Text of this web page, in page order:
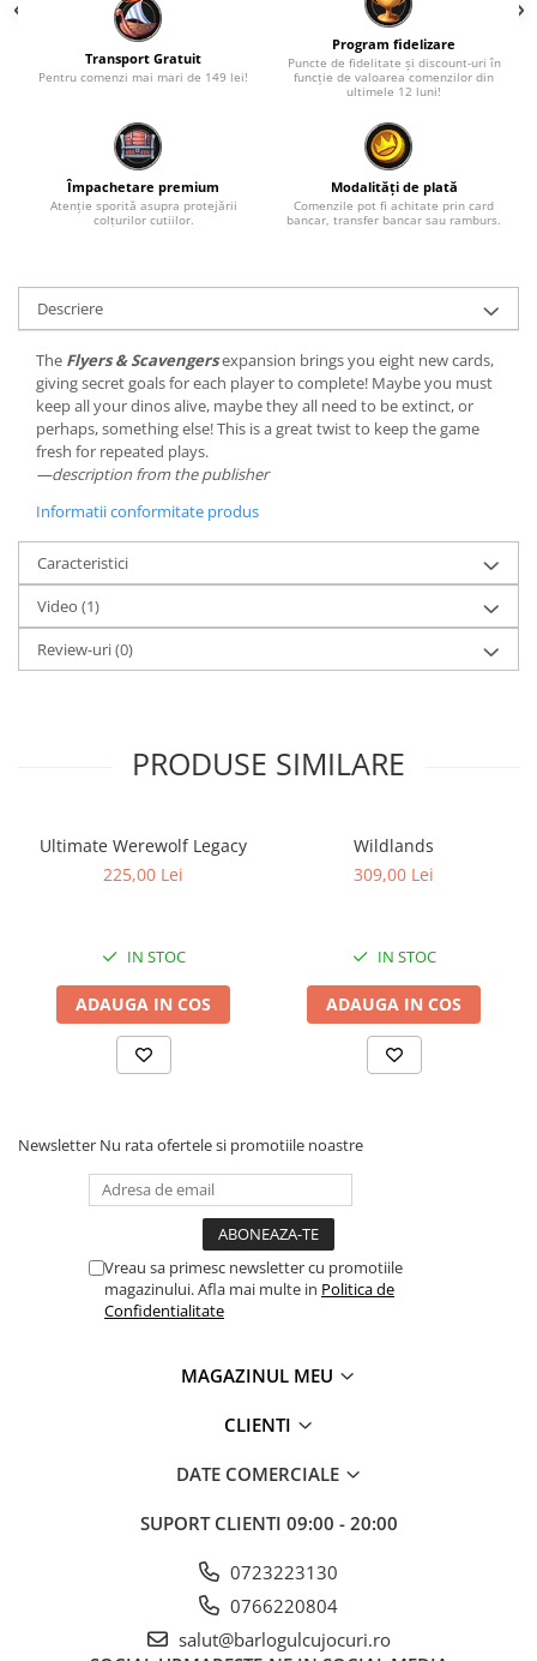
Transport Gratuit
Pentru comenzi mai mari de 149 lei!
Program fidelizare
Puncte de fidelitate și discount-uri în
funcție de valoarea comenzilor din
ultimele 12 luni!
Împachetare premium
Atenție sporită asupra protejării
colțurilor cutiilor.
Modalități de plată
Comenzile pot fi achitate prin card
bancar, transfer bancar sau ramburs.
Descriere
The Flyers & Scavengersexpansion brings you eight new cards,
giving secret goals for each player to complete! Maybe you must
keep all your dinos alive, maybe they all need to be extinct, or
perhaps, something else! This is a great twist to keep the game
fresh for repeated plays.
—description from the publisher
Informatii conformitate produs
Caracteristici
Video (1)
Review-uri(0)
PRODUSE SIMILARE
Ultimate Werewolf Legacy
225,00 Lei
IN STOC
ADAUGA IN COS
Wildlands
309,00 Lei
IN STOC
ADAUGA IN COS
Newsletter Nu rata ofertele si promotiile noastre
Vreau sa primesc newsletter cu promotiile
magazinului. Afla mai multe in Politica de
Confidentialitate
MAGAZINUL MEU
CLIENTI
DATE COMERCIALE
SUPORT CLIENTI 09:00 - 20:00
0723223130
0766220804
salut@barlogulcujocuri.ro